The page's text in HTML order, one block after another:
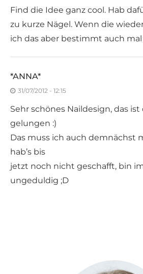
Find die Idee ganz cool. Hab
zu kurze Nägel. Wenn die
ich das aber bestimmt auch
*ANNA*
31/07/2012 - 12:15
Sehr schönes Naildesign, das
gelungen :)
Das muss ich auch demnächst
hab’s bis
jetzt noch nicht geschafft, bin
ungeduldig ;D